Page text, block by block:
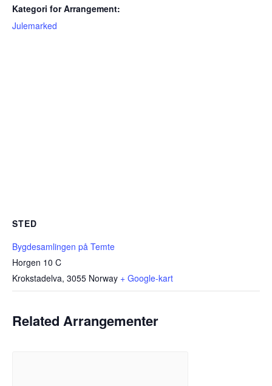
Kategori for Arrangement:
Julemarked
STED
Bygdesamlingen på Temte
Horgen 10 C
Krokstadelva, 3055 Norway + Google-kart
Related Arrangementer